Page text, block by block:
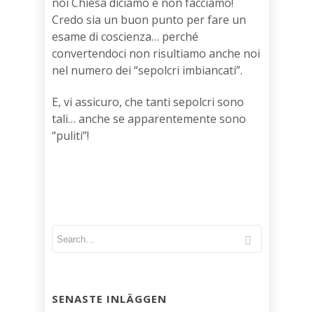
Credo sia un buon punto per fare un
esame di coscienza… perché
convertendoci non risultiamo anche noi
nel numero dei “sepolcri imbiancati”.
E, vi assicuro, che tanti sepolcri sono
tali… anche se apparentemente sono
“puliti”!
SENASTE INLÄGGEN